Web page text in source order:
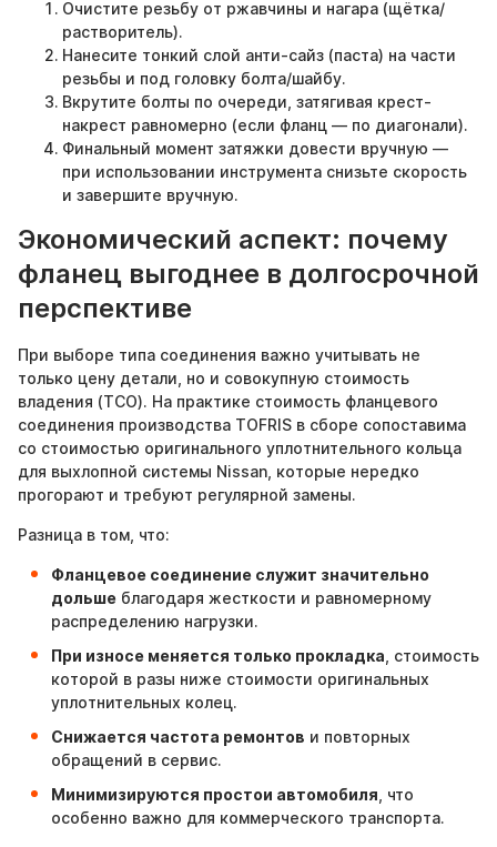
Очистите резьбу от ржавчины и нагара (щётка/
растворитель).
Нанесите тонкий слой анти-сайз (паста) на части
резьбы и под головку болта/шайбу.
Вкрутите болты по очереди, затягивая крест-
накрест равномерно (если фланц — по диагонали).
Финальный момент затяжки довести вручную —
при использовании инструмента снизьте скорость
и завершите вручную.
Экономический аспект: почему
фланец выгоднее в долгосрочной
перспективе
При выборе типа соединения важно учитывать не
только цену детали, но и совокупную стоимость
владения (TCO). На практике стоимость фланцевого
соединения производства TOFRIS в сборе сопоставима
со стоимостью оригинального уплотнительного кольца
для выхлопной системы Nissan, которые нередко
прогорают и требуют регулярной замены.
Разница в том, что:
Фланцевое соединение служит значительно
дольше благодаря жесткости и равномерному
распределению нагрузки.
При износе меняется только прокладка , стоимость
которой в разы ниже стоимости оригинальных
уплотнительных колец.
Снижается частота ремонтов и повторных
обращений в сервис.
Минимизируются простои автомобиля , что
особенно важно для коммерческого транспорта.